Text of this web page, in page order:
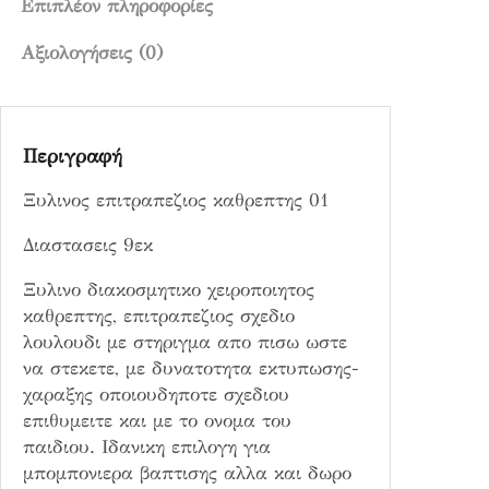
η
Επιπλέον πληροφορίες
Αξιολογήσεις (0)
Περιγραφή
Ξυλινος επιτραπεζιος καθρεπτης 01
Διαστασεις 9εκ
Ξυλινο διακοσμητικο χειροποιητος
καθρεπτης, επιτραπεζιος σχεδιο
λουλουδι με στηριγμα απο πισω ωστε
να στεκετε, με δυνατοτητα εκτυπωσης-
χαραξης οποιουδηποτε σχεδιου
επιθυμειτε και με το ονομα του
παιδιου. Ιδανικη επιλογη για
μπομπονιερα βαπτισης αλλα και δωρο